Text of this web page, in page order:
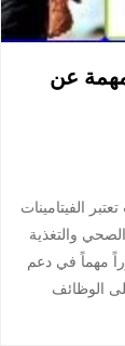
عن
الفيتامينات
والتغذية
مهماً في دعم
الوظائف